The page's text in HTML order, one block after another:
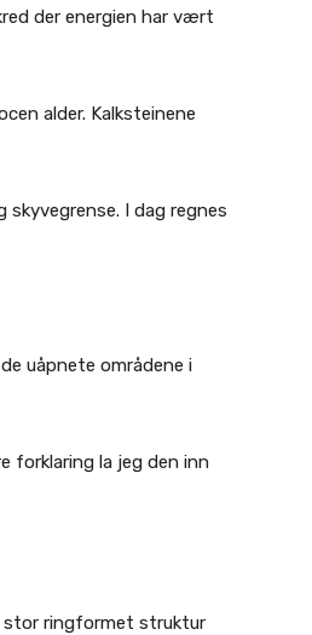
der energien har vært
alder. Kalksteinene
I dag regnes
uåpnete områdene i
forklaring la jeg den inn
stor ringformet struktur